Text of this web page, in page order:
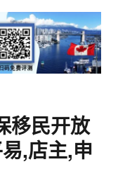
移民开放
,店主,申